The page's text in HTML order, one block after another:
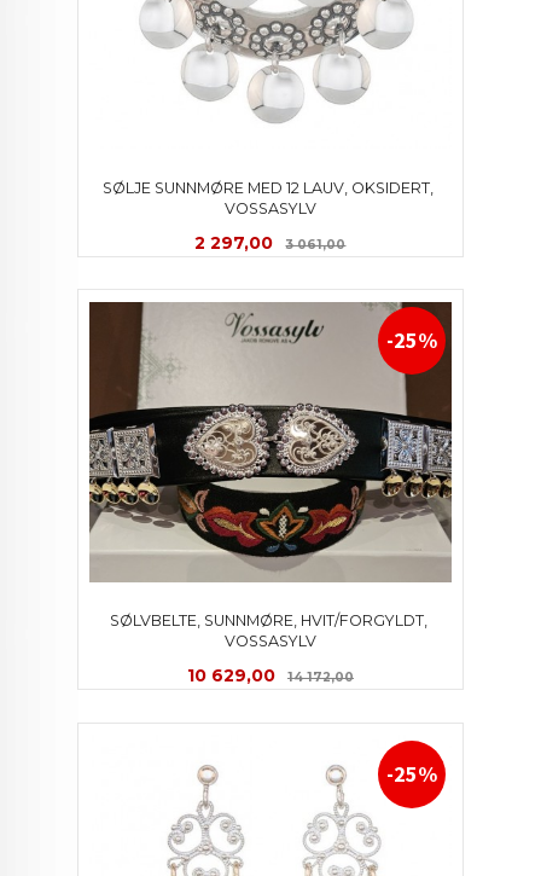
SØLJE SUNNMØRE MED 12 LAUV, OKSIDERT,
VOSSASYLV
Tilbud
2 297,00 3 061,00Rabatt
SØLVBELTE, SUNNMØRE, HVIT/FORGYLDT,
VOSSASYLV
Tilbud
10 629,00 14 172,00Rabatt
-25%
-25%